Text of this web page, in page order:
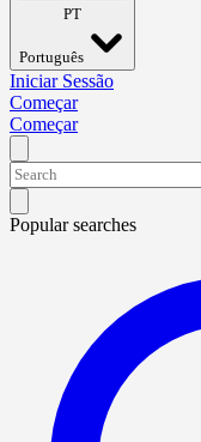
PT
Português
Iniciar Sessão
Começar
Começar
Popular searches